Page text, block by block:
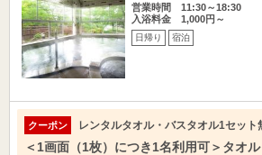
営業時間 11:30～18:30
入浴料金 1,000円～
日帰り 宿泊
クーポン レンタルタオル・バスタオル1セット
＜1画面（1枚）につき1名利用可＞タオ